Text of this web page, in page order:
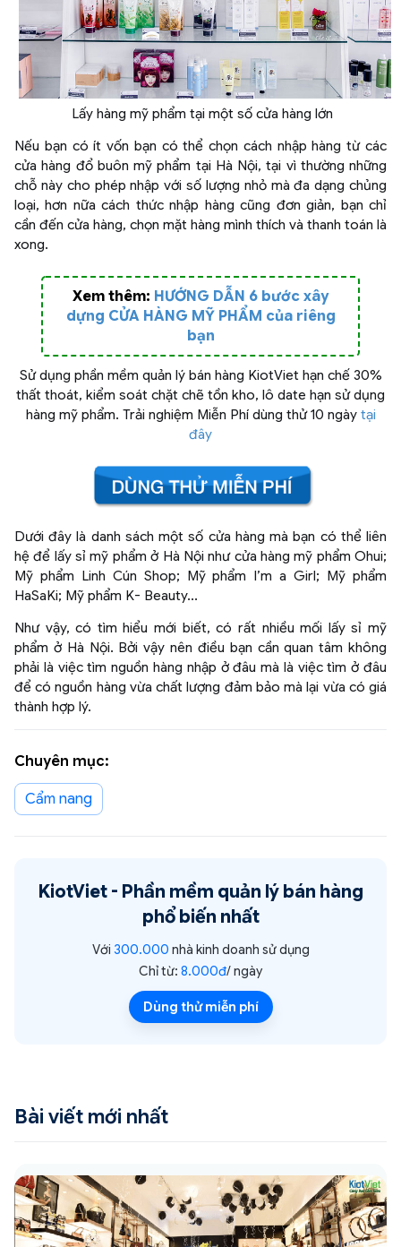
Lấy hàng mỹ phẩm tại một số cửa hàng lớn
Nếu bạn có ít vốn bạn có thể chọn cách nhập hàng từ các
cửa hàng đổ buôn mỹ phẩm tại Hà Nội, tại vì thường những
chỗ này cho phép nhập với số lượng nhỏ mà đa dạng chủng
loại, hơn nữa cách thức nhập hàng cũng đơn giản, bạn chỉ
cần đến cửa hàng, chọn mặt hàng mình thích và thanh toán là
xong.
Xem thêm: HƯỚNG DẪN 6 bước xây
dựng CỬA HÀNG MỸ PHẨM của riêng
bạn
Sử dụng phần mềm quản lý bán hàng KiotViet hạn chế 30%
thất thoát, kiểm soát chặt chẽ tồn kho, lô date hạn sử dụng
hàng mỹ phẩm. Trải nghiệm Miễn Phí dùng thử 10 ngày tại
đây
Dưới đây là danh sách một số cửa hàng mà bạn có thể liên
hệ để lấy sỉ mỹ phẩm ở Hà Nội như cửa hàng mỹ phẩm Ohui;
Mỹ phẩm Linh Cún Shop; Mỹ phẩm I’m a Girl; Mỹ phẩm
HaSaKi; Mỹ phẩm K- Beauty...
Như vậy, có tìm hiểu mới biết, có rất nhiều mối lấy sỉ mỹ
phẩm ở Hà Nội. Bởi vậy nên điều bạn cần quan tâm không
phải là việc tìm nguồn hàng nhập ở đâu mà là việc tìm ở đâu
để có nguồn hàng vừa chất lượng đảm bảo mà lại vừa có giá
thành hợp lý.
Chuyên mục:
Cẩm nang
KiotViet - Phần mềm quản lý bán hàng
phổ biến nhất
Với 300.000 nhà kinh doanh sử dụng
Chỉ từ: 8.000đ/ ngày
Dùng thử miễn phí
Bài viết mới nhất